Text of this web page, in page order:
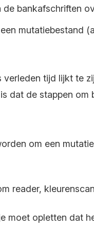
de bankafschriften
mutatiebestand
tijd lijkt te
dat de stappen
om een
reader,
moet opletten dat